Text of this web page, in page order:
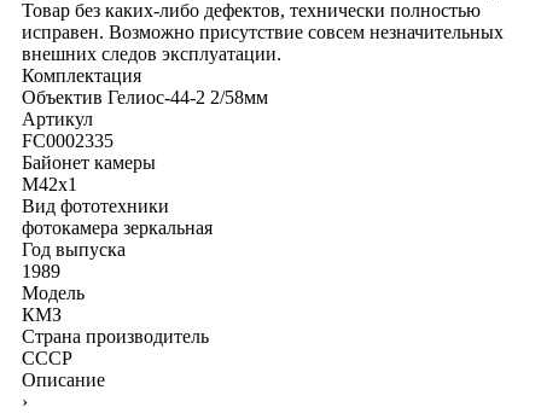
Товар без каких-либо дефектов, технически полностью
исправен. Возможно присутствие совсем незначительных
внешних следов эксплуатации.
Комплектация
Объектив Гелиос-44-2 2/58мм
Артикул
FC0002335
Байонет камеры
M42x1
Вид фототехники
фотокамера зеркальная
Год выпуска
1989
Модель
КМЗ
Страна производитель
СССР
Описание
›